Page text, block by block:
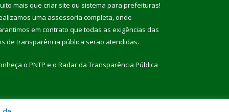
mais que criar site ou sistema para prefeituras!
uma assessoria completa, onde
em contrato que todas as exigências das
de transparência pública serão atendidas.
o PNTP e o Radar da Transparência Pública